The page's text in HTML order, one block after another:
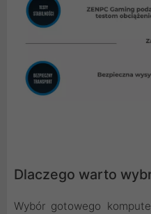
Dlaczego warto
Wybór gotowego